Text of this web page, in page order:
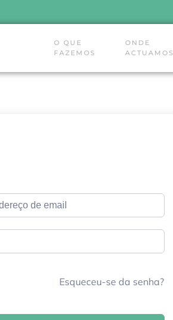
O QUE
FAZEMOS
ONDE
ACTUAMOS
Esqueceu-se da senha?